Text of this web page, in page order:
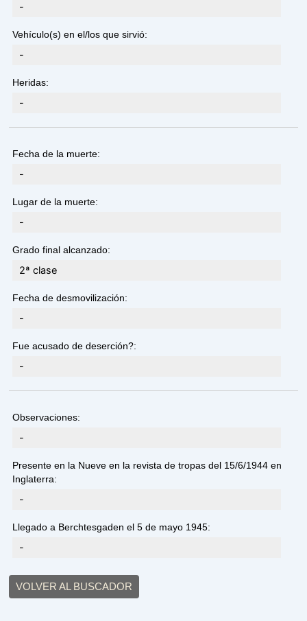
-
Vehículo(s) en el/los que sirvió:
-
Heridas:
-
Fecha de la muerte:
-
Lugar de la muerte:
-
Grado final alcanzado:
2ª clase
Fecha de desmovilización:
-
Fue acusado de deserción?:
-
Observaciones:
-
Presente en la Nueve en la revista de tropas del 15/6/1944 en
Inglaterra:
-
Llegado a Berchtesgaden el 5 de mayo 1945:
-
VOLVER AL BUSCADOR